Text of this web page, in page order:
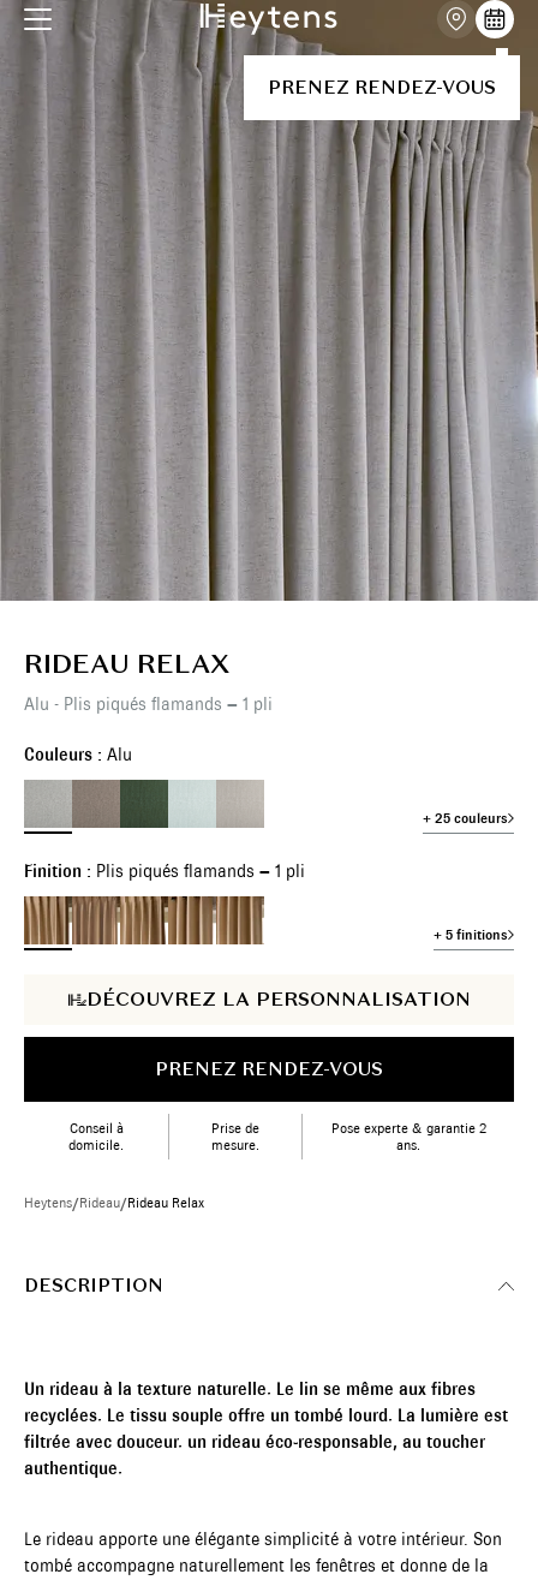
PRENEZ RENDEZ-VOUS
RIDEAU RELAX
Alu - Plis piqués flamands – 1 pli
Couleurs : Alu
+ 25 couleurs
Finition : Plis piqués flamands – 1 pli
+ 5 finitions
DÉCOUVREZ LA PERSONNALISATION
PRENEZ RENDEZ-VOUS
Conseil à
domicile.
Prise de
mesure.
Pose experte & garantie 2
ans.
Heytens/Rideau/Rideau Relax
DESCRIPTION
Un rideau à la texture naturelle. Le lin se même aux fibres
recyclées. Le tissu souple offre un tombé lourd. La lumière est
filtrée avec douceur. un rideau éco-responsable, au toucher
authentique.
Le rideau apporte une élégante simplicité à votre intérieur. Son
tombé accompagne naturellement les fenêtres et donne de la